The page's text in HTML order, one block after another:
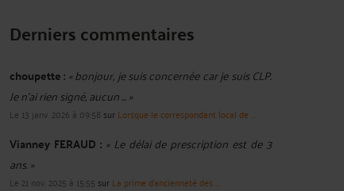
Derniers commentaires
choupette : « bonjour, je suis concernée car je suis CLP.
Je n'ai rien signé, aucun ... »
Le 13 janv. 2026 à 09:58 sur Lorsque le correspondant local de ...
Vianney FERAUD : « Le délai de prescription est de 3
ans. »
Le 21 nov. 2025 à 15:55 sur La prime d'ancienneté des ...